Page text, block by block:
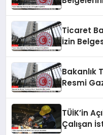
Ticaret
İzin
Bakanlık
Resmi
TÜİK’in
Çalışan